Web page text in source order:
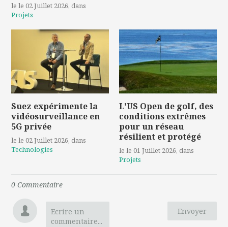
le le 02 Juillet 2026, dans
Projets
Suez expérimente la
vidéosurveillance en
5G privée
le le 02 Juillet 2026, dans
Technologies
L'US Open de golf, des
conditions extrêmes
pour un réseau
résilient et protégé
le le 01 Juillet 2026, dans
Projets
0 Commentaire
Envoyer
Ecrire un
commentaire...